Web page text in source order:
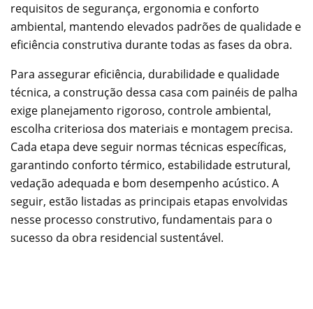
requisitos de segurança, ergonomia e conforto
ambiental, mantendo elevados padrões de qualidade e
eficiência construtiva durante todas as fases da obra.
Para assegurar eficiência, durabilidade e qualidade
técnica, a construção dessa casa com painéis de palha
exige planejamento rigoroso, controle ambiental,
escolha criteriosa dos materiais e montagem precisa.
Cada etapa deve seguir normas técnicas específicas,
garantindo conforto térmico, estabilidade estrutural,
vedação adequada e bom desempenho acústico. A
seguir, estão listadas as principais etapas envolvidas
nesse processo construtivo, fundamentais para o
sucesso da obra residencial sustentável.